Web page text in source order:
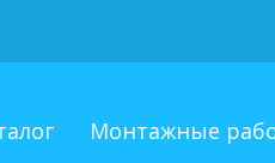
Монтажные